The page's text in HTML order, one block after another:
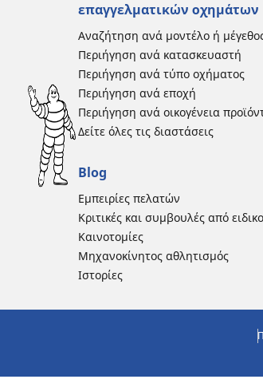
επαγγελματικών οχημάτων
Αναζήτηση ανά μοντέλο ή
Περιήγηση ανά κατασκευαστή
Περιήγηση ανά τύπο οχήματος
Περιήγηση ανά εποχή
Περιήγηση ανά οικογένεια
Δείτε όλες τις διαστάσεις
Blog
Εμπειρίες πελατών
Κριτικές και συμβουλές από
Καινοτομίες
Μηχανοκίνητος αθλητισμός
Ιστορίες